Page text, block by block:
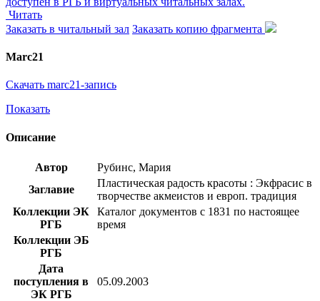
Читать
Заказать в читальный зал Заказать копию фрагмента
Marc21
Скачать marc21-запись
Показать
Описание
Автор
Рубинс, Мария
Заглавие
Пластическая радость красоты : Экфрасис в
творчестве акмеистов и европ. традиция
Коллекции ЭК
РГБ
Каталог документов с 1831 по настоящее
время
Коллекции ЭБ
РГБ
Дата
поступления в
ЭК РГБ
05.09.2003